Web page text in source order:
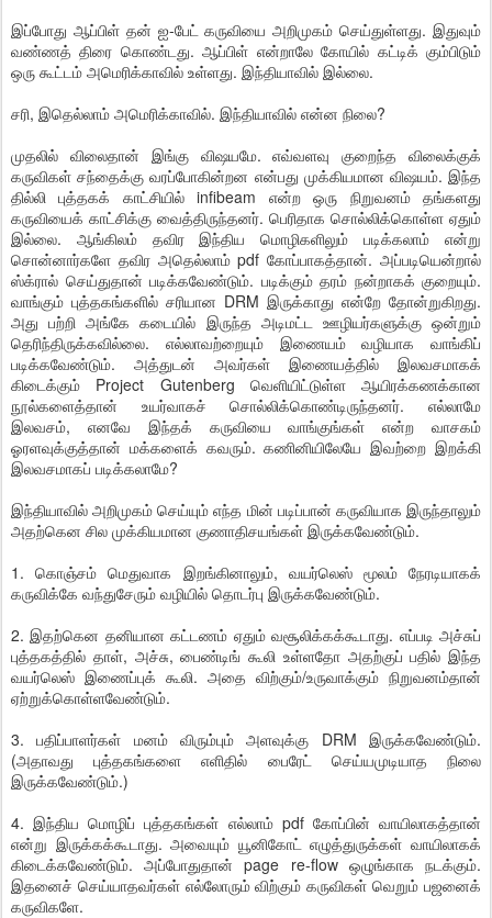
இப்போது ஆப்பிள் தன் ஐ-பேட் கருவியை அறிமுகம் செய்துள்ளது. இதுவும்
வண்ணத் திரை கொண்டது. ஆப்பிள் என்றாலே கோயில் கட்டிக் கும்பிடும்
ஒரு கூட்டம் அமெரிக்காவில் உள்ளது. இந்தியாவில் இல்லை.
சரி, இதெல்லாம் அமெரிக்காவில். இந்தியாவில் என்ன நிலை?
முதலில் விலைதான் இங்கு விஷயமே. எவ்வளவு குறைந்த விலைக்குக்
கருவிகள் சந்தைக்கு வரப்போகின்றன என்பது முக்கியமான விஷயம். இந்த
தில்லி புத்தகக் காட்சியில் infibeam என்ற ஒரு நிறுவனம் தங்களது
கருவியைக் காட்சிக்கு வைத்திருந்தனர். பெரிதாக சொல்லிக்கொள்ள ஏதும்
இல்லை. ஆங்கிலம் தவிர இந்திய மொழிகளிலும் படிக்கலாம் என்று
சொன்னார்களே தவிர அதெல்லாம் pdf கோப்பாகத்தான். அப்படியென்றால்
ஸ்க்ரால் செய்துதான் படிக்கவேண்டும். படிக்கும் தரம் நன்றாகக் குறையும்.
வாங்கும் புத்தகங்களில் சரியான DRM இருக்காது என்றே தோன்றுகிறது.
அது பற்றி அங்கே கடையில் இருந்த அடிமட்ட ஊழியர்களுக்கு ஒன்றும்
தெரிந்திருக்கவில்லை. எல்லாவற்றையும் இணையம் வழியாக வாங்கிப்
படிக்கவேண்டும். அத்துடன் அவர்கள் இணையத்தில் இலவசமாகக்
கிடைக்கும் Project Gutenberg வெளியிட்டுள்ள ஆயிரக்கணக்கான
நூல்களைத்தான் உயர்வாகச் சொல்லிக்கொண்டிருந்தனர். எல்லாமே
இலவசம், எனவே இந்தக் கருவியை வாங்குங்கள் என்ற வாசகம்
ஓரளவுக்குத்தான் மக்களைக் கவரும். கணினியிலேயே இவற்றை இறக்கி
இலவசமாகப் படிக்கலாமே?
இந்தியாவில் அறிமுகம் செய்யும் எந்த மின் படிப்பான் கருவியாக இருந்தாலும்
அதற்கென சில முக்கியமான குணாதிசயங்கள் இருக்கவேண்டும்.
1. கொஞ்சம் மெதுவாக இறங்கினாலும், வயர்லெஸ் மூலம் நேரடியாகக்
கருவிக்கே வந்துசேரும் வழியில் தொடர்பு இருக்கவேண்டும்.
2. இதற்கென தனியான கட்டணம் ஏதும் வசூலிக்கக்கூடாது. எப்படி அச்சுப்
புத்தகத்தில் தாள், அச்சு, பைண்டிங் கூலி உள்ளதோ அதற்குப் பதில் இந்த
வயர்லெஸ் இணைப்புக் கூலி. அதை விற்கும்/உருவாக்கும் நிறுவனம்தான்
ஏற்றுக்கொள்ளவேண்டும்.
3. பதிப்பாளர்கள் மனம் விரும்பும் அளவுக்கு DRM இருக்கவேண்டும்.
(அதாவது புத்தகங்களை எளிதில் பைரேட் செய்யமுடியாத நிலை
இருக்கவேண்டும்.)
4. இந்திய மொழிப் புத்தகங்கள் எல்லாம் pdf கோப்பின் வாயிலாகத்தான்
என்று இருக்கக்கூடாது. அவையும் யூனிகோட் எழுத்துருக்கள் வாயிலாகக்
கிடைக்கவேண்டும். அப்போதுதான் page re-flow ஒழுங்காக நடக்கும்.
இதனைச் செய்யாதவர்கள் எல்லோரும் விற்கும் கருவிகள் வெறும் பஜனைக்
கருவிகளே.